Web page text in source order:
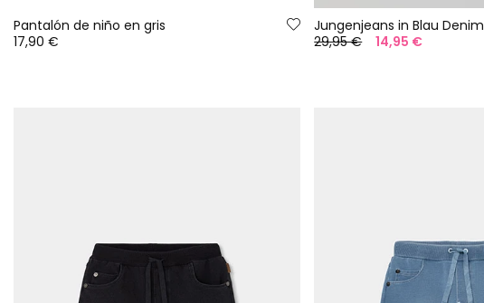
Pantalón de niño en gris
17,90 €
Jungenjeans in Blau Denim
29,95 €
14,95 €